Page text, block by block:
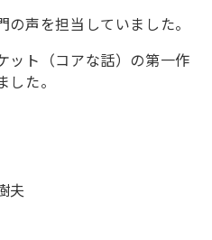
声を担当していました。
ット（コアな話）の第一作
た。
夫